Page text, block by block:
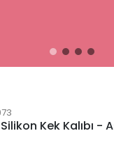
Kek Kalıbı -